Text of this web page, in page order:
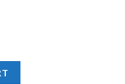
50ml quantity